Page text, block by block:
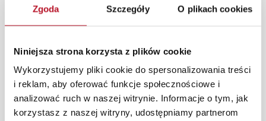
Zgoda Szczegóły O plikach cookies
Niniejsza strona korzysta z plików cookie
Wykorzystujemy pliki cookie do spersonalizowania treści
i reklam, aby oferować funkcje społecznościowe i
analizować ruch w naszej witrynie. Informacje o tym, jak
korzystasz z naszej witryny, udostępniamy partnerom
wynosi do 5 dni roboczych, również na terenie całego
kraju. Wszystkie zamówienia powyżej 1000 zł
zamówienia.
Zdjęcia produktów mają charakter poglądowy.
Rzeczywiste kolory i struktura materiałów mogą różnić
się od widocznych na ekranie, zależnie od ustawień